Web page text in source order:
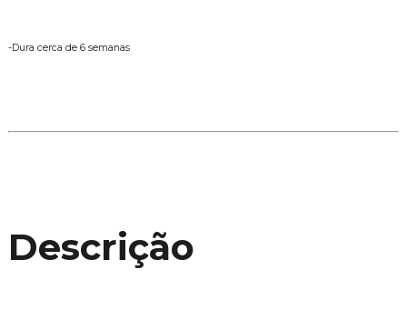
-Dura cerca de 6 semanas
Descrição